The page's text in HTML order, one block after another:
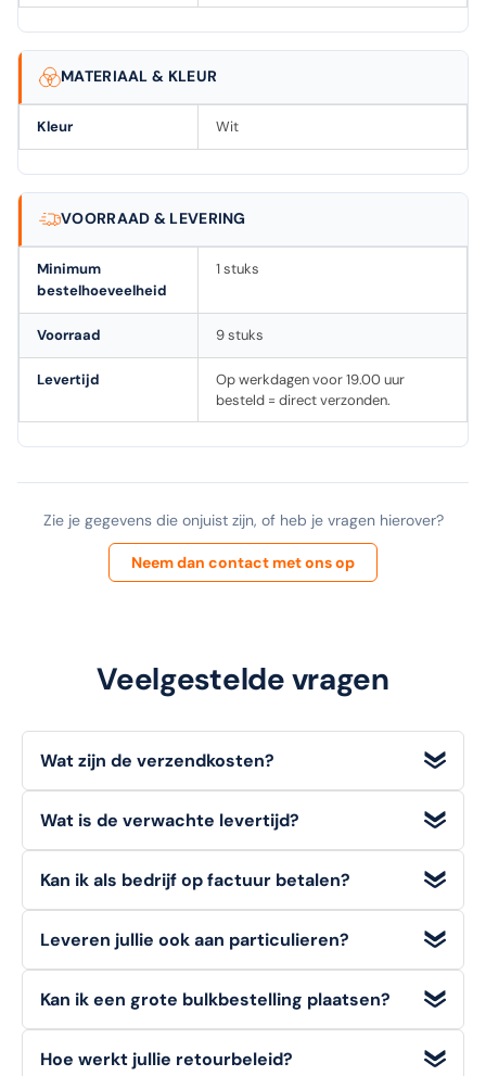
MATERIAAL & KLEUR
Kleur Wit
VOORRAAD & LEVERING
Minimum
bestelhoeveelheid
1 stuks
Voorraad 9 stuks
Levertijd
Op werkdagen voor 19.00 uur
besteld = direct verzonden.
Zie je gegevens die onjuist zijn, of heb je vragen hierover?
Neem dan contact met ons op
Veelgestelde vragen
Wat zijn de verzendkosten?
orderwaardevanaf €100 (excl. BTW)
. Voor bestellingen
onder dit bedrag geldt een standaard verzendtarief van
€6,95.
Wat is de verwachte levertijd?
doorgaans de volgende werkdagal in huis.
Kan ik als bedrijf op factuur betalen?
achteraf op factuur betalen. Kies deze optie tijdens het
afrekenen.
Leveren jullie ook aan particulieren?
kunnen bij ons direct en eenvoudig bestellen.
Kan ik een grote bulkbestelling plaatsen?
staffelkortingen. Voor zeer grote afnames vraagt u
Hoe werkt jullie retourbeleid?